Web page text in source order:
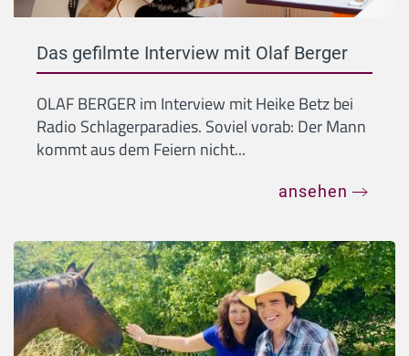
Das gefilmte Interview mit Olaf Berger
OLAF BERGER im Interview mit Heike Betz bei
Radio Schlagerparadies. Soviel vorab: Der Mann
kommt aus dem Feiern nicht...
ansehen